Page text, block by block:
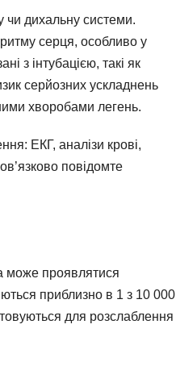
чи дихальну системи.
серця, особливо у
з інтубацією, такі як
серйозних ускладнень
хворобами легень.
ЕКГ, аналізи крові,
повідомте
може проявлятися
приблизно в 1 з 10 000
для розслаблення